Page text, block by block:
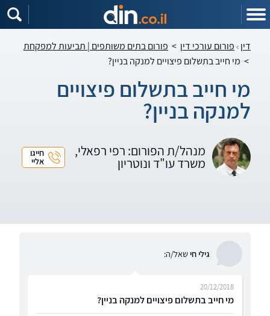
דין פורום עורכי דין > פורום בתים משותפים | תביעות למפקחת
> מי חייב בתשלום פיצויים למנקה בניין?
מי חייב בתשלום פיצויים
למנקה בניין?
מנהל/ת הפורום: רפי רפאלי,
משרד עו"ד ונוטריון
חייגו
אליי
גילי חישאל/ה:
מי חייב בתשלום פיצויים למנקה בניין?
20/12/2018